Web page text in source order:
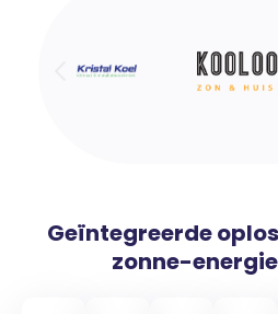
Geïntegreerde
zonne-